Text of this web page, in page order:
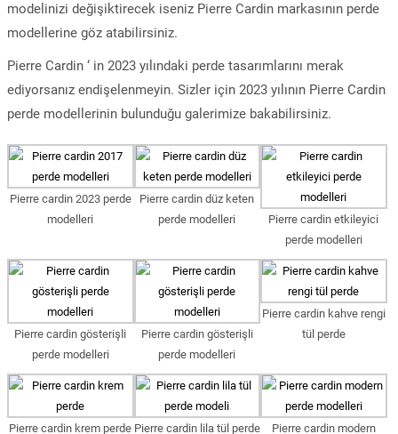
modelinizi değişiktirecek iseniz Pierre Cardin markasının perde
modellerine göz atabilirsiniz.
Pierre Cardin ‘ in 2023 yılındaki perde tasarımlarını merak
ediyorsanız endişelenmeyin. Sizler için 2023 yılının Pierre Cardin
perde modellerinin bulunduğu galerimize bakabilirsiniz.
Pierre cardin 2023 perde
modelleri
Pierre cardin düz keten
perde modelleri
Pierre cardin etkileyici
perde modelleri
Pierre cardin gösterişli
perde modelleri
Pierre cardin gösterişli
perde modelleri
Pierre cardin kahve rengi
tül perde
Pierre cardin krem perde Pierre cardin lila tül perde
Pierre cardin modern